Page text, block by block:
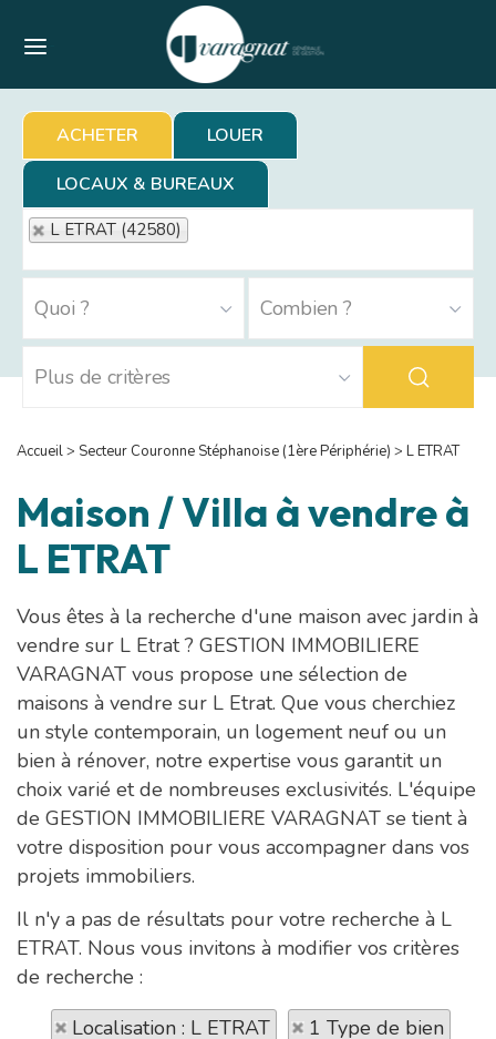
ACHETER
LOUER
LOCAUX & BUREAUX
L ETRAT (42580)
Accueil> Secteur Couronne Stéphanoise (1ère Périphérie) > L ETRAT
Maison / Villa à vendre à
L ETRAT
Vous êtes à la recherche d'une maison avec jardin à
vendre sur L Etrat ? GESTION IMMOBILIERE
VARAGNAT vous propose une sélection de
maisons à vendre sur L Etrat. Que vous cherchiez
un style contemporain, un logement neuf ou un
bien à rénover, notre expertise vous garantit un
choix varié et de nombreuses exclusivités. L'équipe
de GESTION IMMOBILIERE VARAGNAT se tient à
votre disposition pour vous accompagner dans vos
projets immobiliers.
Il n'y a pas de résultats pour votre recherche à L
ETRAT. Nous vous invitons à modifier vos critères
de recherche :
Localisation : L ETRAT
1 Type de bien